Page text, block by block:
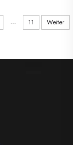
Hier kommen
ins Spiel.
... 11 Weiter